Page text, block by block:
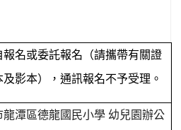
報名或委託報名 （請攜帶有關證
及影本），通訊報名不予受理。
龍潭區德龍國民小學 幼兒園辦公